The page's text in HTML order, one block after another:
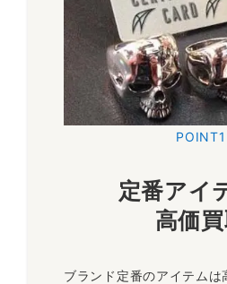
チー
ペン
「CHEEKY GOMEZ pendant」。
ル「ゴメス」をペンダントトップ
男女ともに人気のお品物ですので
ラージハ
POINT1
定番アイ
高価
ブランド定番のアイテムは